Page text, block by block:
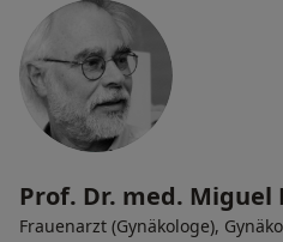
Prof. Dr. med. Miguel
Frauenarzt (Gynäkologe),